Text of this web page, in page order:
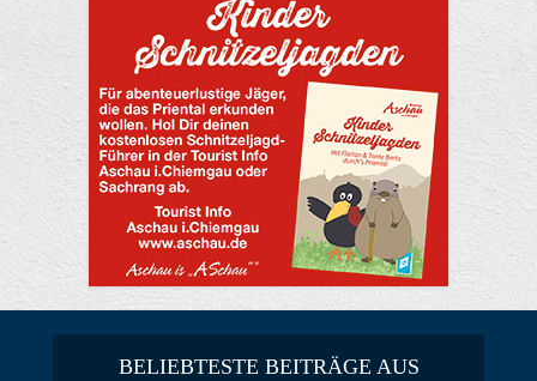
BELIEBTESTE BEITRÄGE AUS